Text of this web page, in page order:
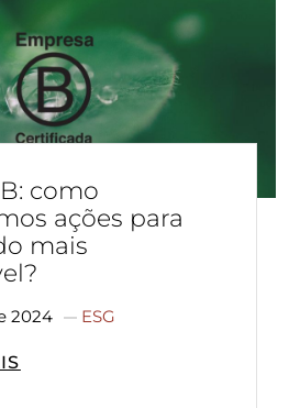
como
ações para
mais
2024 ESG